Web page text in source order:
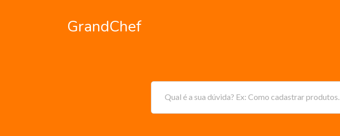
GrandChef
Qual é a sua dúvida? Ex: Como cadastrar produtos.